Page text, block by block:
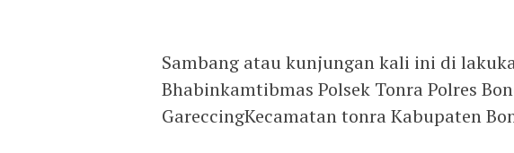
Sambang atau kunjungan kali ini di
Bhabinkamtibmas Polsek Tonra Polres
GareccingKecamatan tonra Kabupaten